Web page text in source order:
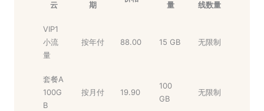
云
期
量
线数量
VIP1
小流
量
按年付 88.00 15 GB 无限制
套餐A
100G
B
按月付 19.90
100
GB
无限制